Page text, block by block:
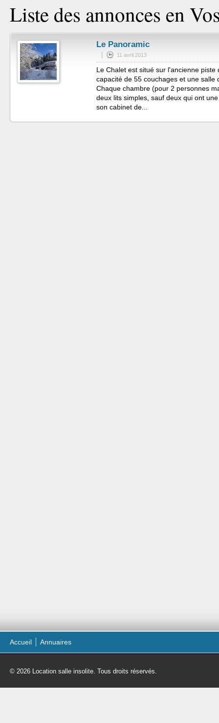
Liste des annonces en
Le Panoramic
11 avril 2013
Le Chalet est situé sur l'ancienne
capacité de 55 couchages et une salle
Chaque chambre (pour 2 personnes
deux lits simples, sauf deux qui ont
son cabinet de...
Accueil Annuaires
© 2026 Location salle insolite. Tous droits réservés.